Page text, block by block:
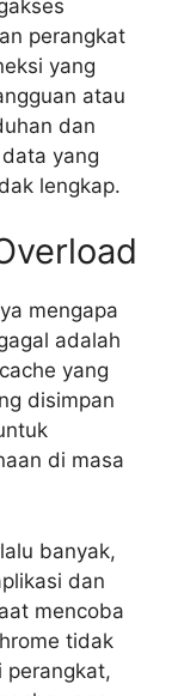
perangkat
yang
atau
dan
yang
lengkap.
mengapa
adalah
yang
disimpan
di masa
banyak,
dan
mencoba
tidak
perangkat,